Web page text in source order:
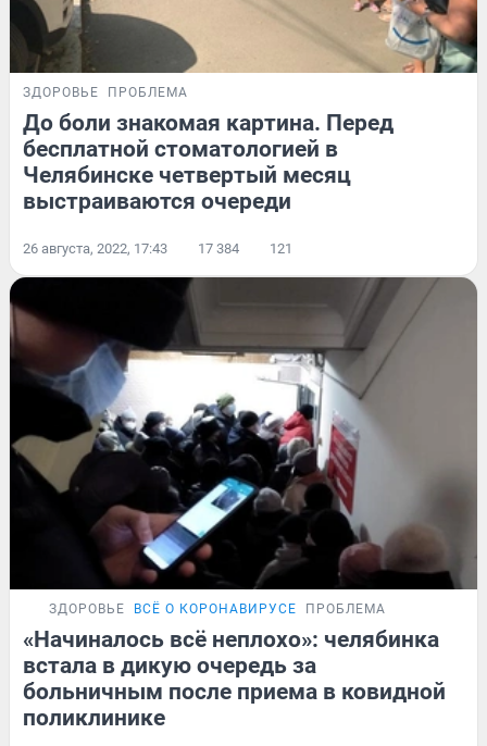
ЗДОРОВЬЕ ПРОБЛЕМА
До боли знакомая картина. Перед
бесплатной стоматологией в
Челябинске четвертый месяц
выстраиваются очереди
26 августа, 2022, 17:43 17 384 121
ЗДОРОВЬЕ ВСЁ О КОРОНАВИРУСЕ ПРОБЛЕМА
«Начиналось всё неплохо»: челябинка
встала в дикую очередь за
больничным после приема в ковидной
поликлинике